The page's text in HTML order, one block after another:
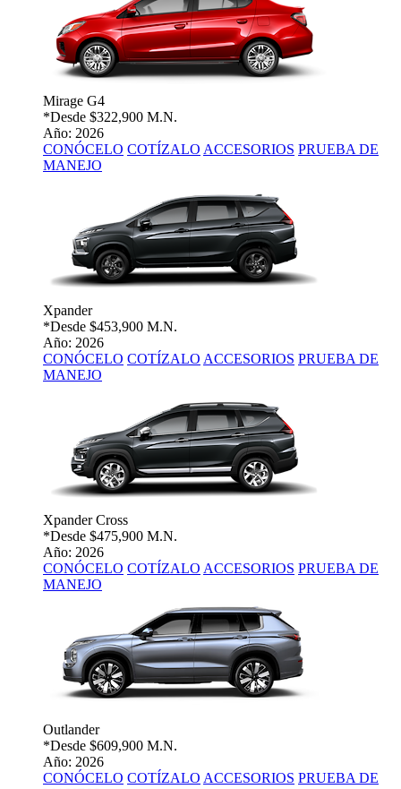
Mirage G4
*Desde $322,900 M.N.
Año: 2026
CONÓCELO COTÍZALO ACCESORIOS PRUEBA DE
MANEJO
Xpander
*Desde $453,900 M.N.
Año: 2026
CONÓCELO COTÍZALO ACCESORIOS PRUEBA DE
MANEJO
Xpander Cross
*Desde $475,900 M.N.
Año: 2026
CONÓCELO COTÍZALO ACCESORIOS PRUEBA DE
MANEJO
Outlander
*Desde $609,900 M.N.
Año: 2026
CONÓCELO COTÍZALO ACCESORIOS PRUEBA DE